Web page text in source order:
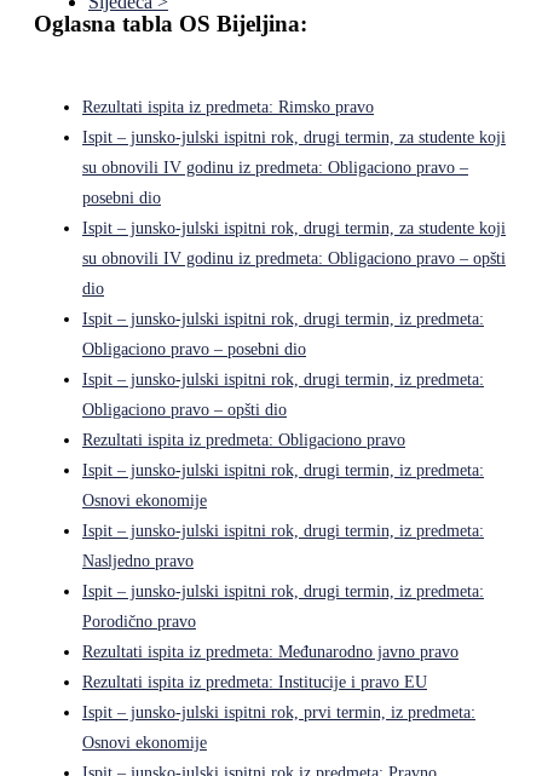
Oglasna tabla OS Bijeljina:
Rezultati ispita iz predmeta: Rimsko pravo
Ispit – junsko-julski ispitni rok, drugi termin, za studente koji
su obnovili IV godinu iz predmeta: Obligaciono pravo –
posebni dio
Ispit – junsko-julski ispitni rok, drugi termin, za studente koji
su obnovili IV godinu iz predmeta: Obligaciono pravo – opšti
dio
Ispit – junsko-julski ispitni rok, drugi termin, iz predmeta:
Obligaciono pravo – posebni dio
Ispit – junsko-julski ispitni rok, drugi termin, iz predmeta:
Obligaciono pravo – opšti dio
Rezultati ispita iz predmeta: Obligaciono pravo
Ispit – junsko-julski ispitni rok, drugi termin, iz predmeta:
Osnovi ekonomije
Ispit – junsko-julski ispitni rok, drugi termin, iz predmeta:
Nasljedno pravo
Ispit – junsko-julski ispitni rok, drugi termin, iz predmeta:
Porodično pravo
Rezultati ispita iz predmeta: Međunarodno javno pravo
Rezultati ispita iz predmeta: Institucije i pravo EU
Ispit – junsko-julski ispitni rok, prvi termin, iz predmeta:
Osnovi ekonomije